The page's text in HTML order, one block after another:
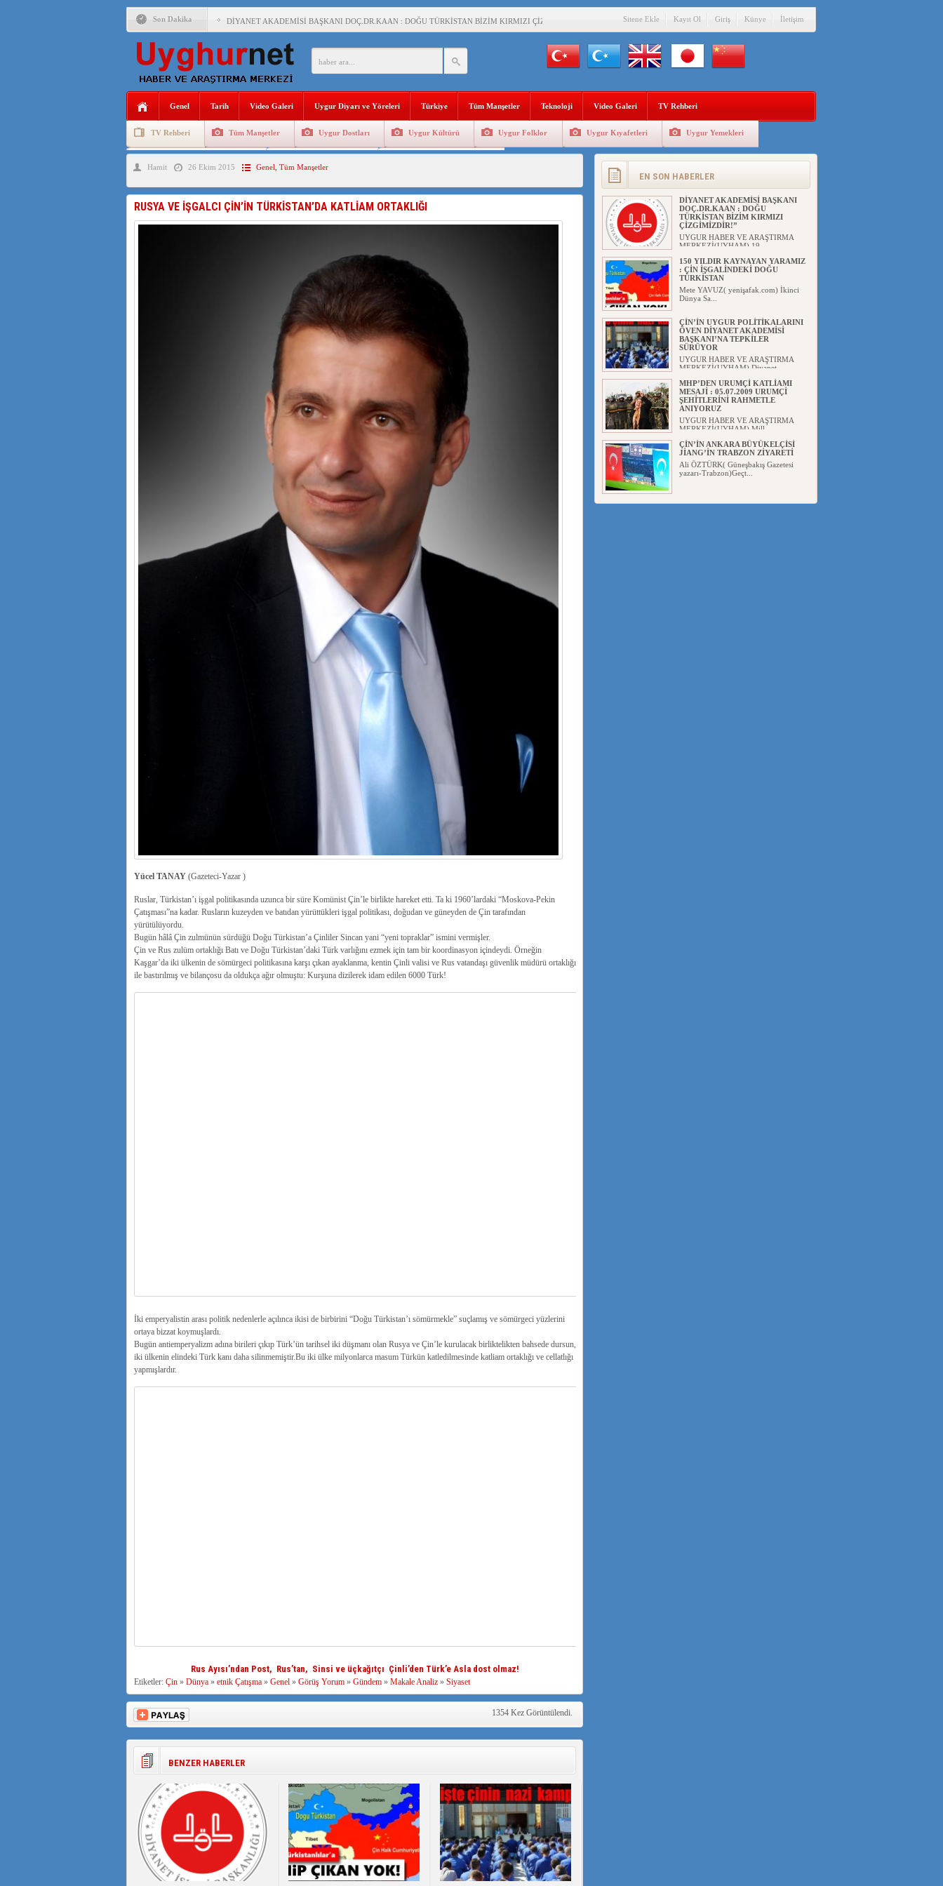
Son Dakika DİYANET AKADEMİSİ BAŞKANI DOÇ.DR.KAAN : DOĞU TÜRKİSTAN BİZİM KIRMIZI ÇİZGİMİZDİR!”
150 YILDIR KAYNAYAN YARAMIZ : ÇİN İŞGALİNDEKİ DOĞU TÜRKİSTAN
ÇİN’İN UYGUR POLİTİKALARINI ÖVEN DİYANET AKADEMİSİ BAŞKANI’NA TEPKİLER SÜRÜYOR
MHP’DEN URUMÇİ KATLİAMI MESAJİ : 05.07.2009 URUMÇİ ŞEHİTLERİNİ RAHMETLE ANIYORUZ
ÇİN’İN ANKARA BÜYÜKELÇİSİ JİANG’İN TRABZON ZİYARETİ
SAADET PARTİSİ İLÇE BAŞKANI : TEMMUZ AYI,DOĞU TÜRKİSTAN İÇİN KATLİAM AYI DEĞİLDİR !
İŞGALCİ ÇİN,DOĞU TÜRKİSTAN’DA EN AZ 143 BİN UYGUR ÇOCUĞU AİLELERİNDEN KOPARDI
Sitene Ekle Kayıt Ol Giriş Künye İletişim
Genel Tarih Video Galeri Uygur Diyarı ve Yöreleri Türkiye Tüm Manşetler Teknoloji Video Galeri TV Rehberi
TV Rehberi Tüm Manşetler Uygur Dostları Uygur Kültürü Uygur Folklor Uygur Kıyafetleri Uygur Yemekleri
Uygurlarda Düğün ve Cenaze
Hamit 26 Ekim 2015 Genel Tüm Manşetler
RUSYA VE İŞGALCI ÇİN’İN TÜRKİSTAN’DA KATLİAM ORTAKLIĞI
Yücel TANAY(Gazeteci-Yazar )
Ruslar, Türkistan’ı işgal politikasında uzunca bir süre Komünist Çin’le birlikte hareket etti. Ta ki 1960’lardaki “Moskova-Pekin
Çatışması”na kadar. Rusların kuzeyden ve batıdan yürüttükleri işgal politikası, doğudan ve güneyden de Çin tarafından
yürütülüyordu.
Bugün hâlâ Çin zulmünün sürdüğü Doğu Türkistan’a Çinliler Sincan yani “yeni topraklar” ismini vermişler.
Çin ve Rus zulüm ortaklığı Batı ve Doğu Türkistan’daki Türk varlığını ezmek için tam bir koordinasyon içindeydi. Örneğin
Kaşgar’da iki ülkenin de sömürgeci politikasına karşı çıkan ayaklanma, kentin Çinli valisi ve Rus vatandaşı güvenlik müdürü ortaklığı
ile bastırılmış ve bilançosu da oldukça ağır olmuştu: Kurşuna dizilerek idam edilen 6000 Türk!
İki emperyalistin arası politik nedenlerle açılınca ikisi de birbirini “Doğu Türkistan’ı sömürmekle” suçlamış ve sömürgeci yüzlerini
ortaya bizzat koymuşlardı.
Bugün antiemperyalizm adına birileri çıkıp Türk’ün tarihsel iki düşmanı olan Rusya ve Çin’le kurulacak birliktelikten bahsede dursun,
iki ülkenin elindeki Türk kanı daha silinmemiştir.Bu iki ülke milyonlarca masum Türkün katledilmesinde katliam ortaklığı ve cellatlığı
yapmışlardır.
Rus Ayısı’ndan Post, Rus’tan, Sinsi ve üçkağıtçı Çinli’den Türk’e Asla dost olmaz!
Etiketler: Çin» Dünya» etnik Çatışma» Genel» Görüş Yorum» Gündem» Makale Analiz» Siyaset
1354 Kez Görüntülendi.
BENZER HABERLER
EN SON HABERLER
DİYANET AKADEMİSİ BAŞKANI
DOÇ.DR.KAAN : DOĞU
TÜRKİSTAN BİZİM KIRMIZI
ÇİZGİMİZDİR!”
UYGUR HABER VE ARAŞTIRMA
MERKEZİ(UYHAM) 19...
150 YILDIR KAYNAYAN YARAMIZ
: ÇİN İŞGALİNDEKİ DOĞU
TÜRKİSTAN
Mete YAVUZ( yenişafak.com) İkinci
Dünya Sa...
ÇİN’İN UYGUR POLİTİKALARINI
ÖVEN DİYANET AKADEMİSİ
BAŞKANI’NA TEPKİLER
SÜRÜYOR
UYGUR HABER VE ARAŞTIRMA
MERKEZİ(UYHAM) Diyanet
MHP’DEN URUMÇİ KATLİAMI
MESAJİ : 05.07.2009 URUMÇİ
ŞEHİTLERİNİ RAHMETLE
ANIYORUZ
UYGUR HABER VE ARAŞTIRMA
MERKEZİ(UYHAM) Mill...
ÇİN’İN ANKARA BÜYÜKELÇİSİ
JİANG’İN TRABZON ZİYARETİ
Ali ÖZTÜRK( Güneşbakış Gazetesi
yazarı-Trabzon)Geçt...
İŞGALCİ ÇİN’DEN “FETİHLER